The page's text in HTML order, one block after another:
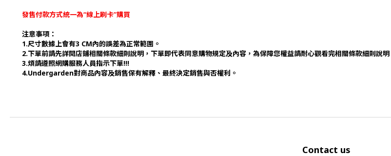
發售付款方式統一為“線上刷卡”購買
注意事項：
1.尺寸數據上會有3 CM內的誤差為正常範圍。
2.下單前請先詳閱店鋪相關條款細則說明，下單即代表同意購物規定及內容，為保障您權益請耐心觀看完相關條款細則說明
3.煩請遵照網購服務人員指示下單!!!
4.Undergarden對商品內容及銷售保有解釋、最終決定銷售與否權利。
Contact us